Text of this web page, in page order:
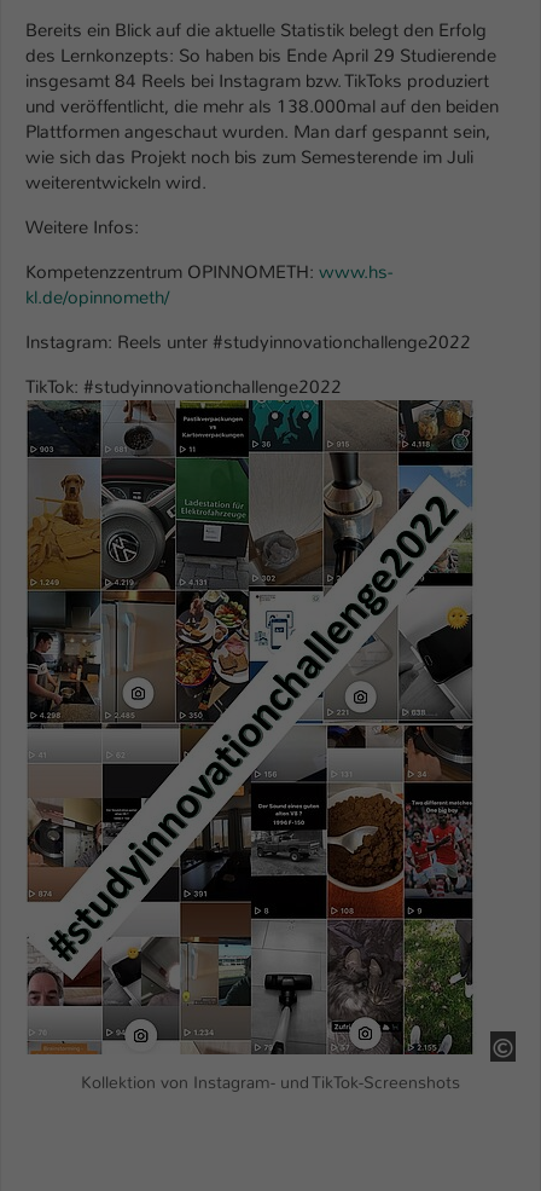
Show larger version
Kollektion von Instagram- und TikTok-Screenshots
Bereits ein Blick auf die aktuelle Statistik belegt den Erfolg
des Lernkonzepts: So haben bis Ende April 29 Studierende
insgesamt 84 Reels bei Instagram bzw. TikToks produziert
und veröffentlicht, die mehr als 138.000mal auf den beiden
Plattformen angeschaut wurden. Man darf gespannt sein,
wie sich das Projekt noch bis zum Semesterende im Juli
weiterentwickeln wird.
Weitere Infos:
Kompetenzzentrum OPINNOMETH: www.hs-
kl.de/opinnometh/
Instagram: Reels unter #studyinnovationchallenge2022
TikTok: #studyinnovationchallenge2022